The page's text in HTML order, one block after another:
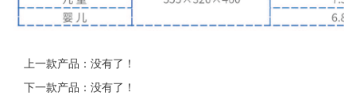
上一款产品：没有了！
下一款产品：没有了！